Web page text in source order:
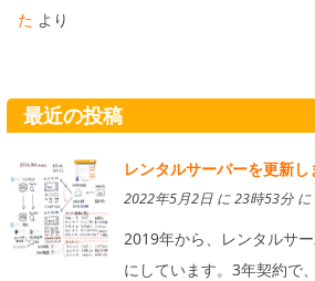
た より
最近の投稿
レンタルサーバーを更新し
2022年5月2日 に 23時53分 に
2019年から、レンタルサ
にしています。3年契約で